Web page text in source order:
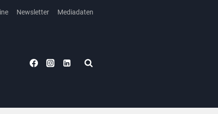
Newsletter Mediadaten